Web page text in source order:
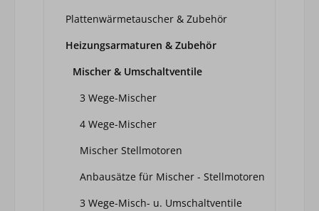
Plattenwärmetauscher & Zubehör
Heizungsarmaturen & Zubehör
Mischer & Umschaltventile
3 Wege-Mischer
4 Wege-Mischer
Mischer Stellmotoren
Anbausätze für Mischer - Stellmotoren
3 Wege-Misch- u. Umschaltventile